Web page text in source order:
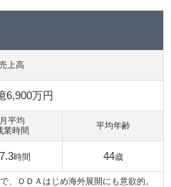
上高
6,900万円
月平均
業時間
時間
平均年齢
44歳
、ＯＤＡはじめ海外展開にも意欲的。